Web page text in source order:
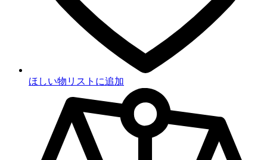
ほしい物リストに追加